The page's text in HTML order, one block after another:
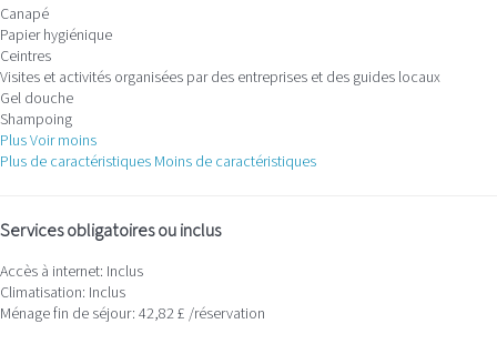
Canapé
Papier hygiénique
Ceintres
Visites et activités organisées par des entreprises et des guides locaux
Gel douche
Shampoing
PlusVoir moins
Plus de caractéristiques Moins de caractéristiques
Services obligatoires ou inclus
Accès à internet: Inclus
Climatisation: Inclus
Ménage fin de séjour: 42,82 £ /réservation